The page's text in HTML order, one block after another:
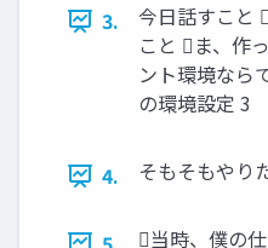
3.
今日話すこと
こと ま、作
ント環境なら
の環境設定 3
4. そもそもやり
当時、僕の